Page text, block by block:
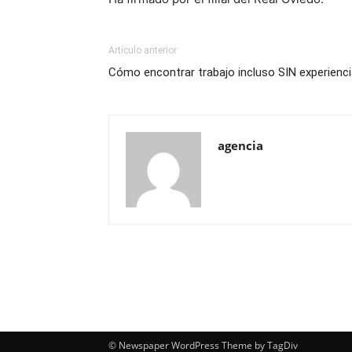
Artículo anterior
Cómo encontrar trabajo incluso SIN
agencia
© Newspaper WordPress Theme by TagDiv